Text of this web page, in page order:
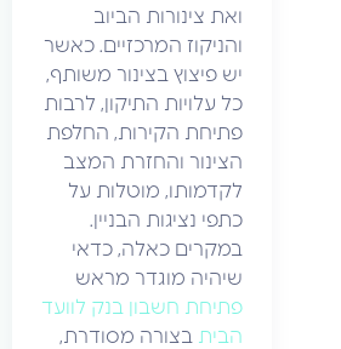
ואת צינורות הביוב
והניקוז המרכזיים. כאשר
יש פיצוץ בצינור משותף,
כל עלויות התיקון, לרבות
פתיחת הקירות, החלפת
הצינור והחזרת המצב
לקדמותו, מוטלות על
כתפי נציגות הבניין.
במקרים כאלה, כדאי
שיהיה מוגדר מראש
פתיחת חשבון בנק לוועד
בצורה מסודרת,